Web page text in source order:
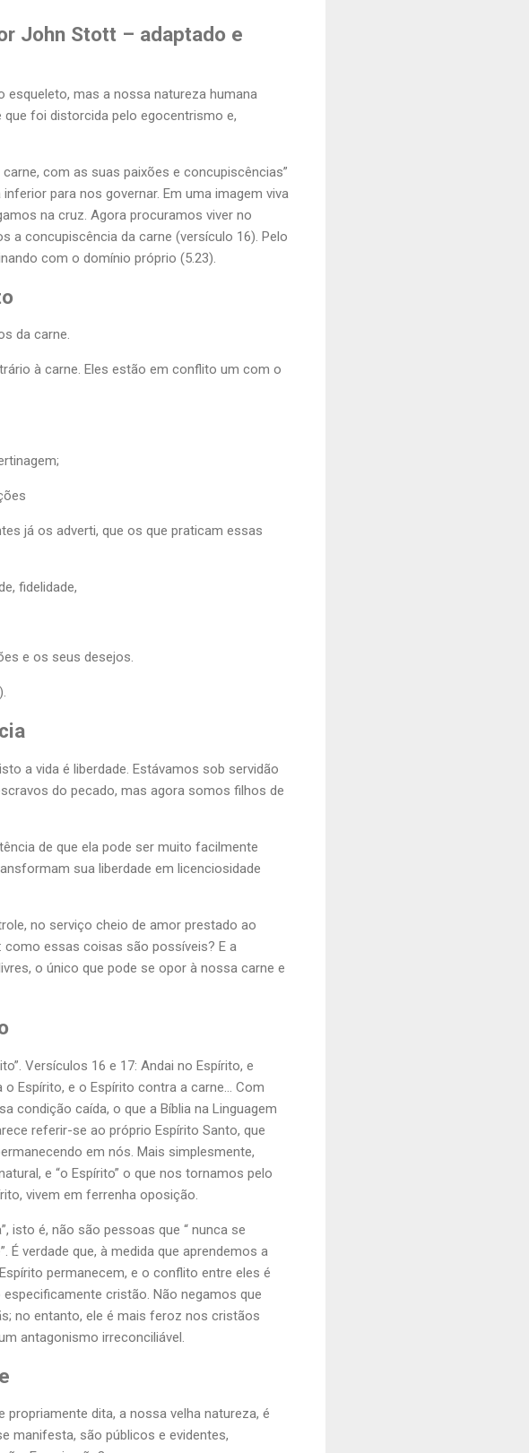
John Stott – adaptado e
esqueleto, mas a nossa natureza humana
foi distorcida pelo egocentrismo e,
com as suas paixões e concupiscências”
para nos governar. Em uma imagem viva
na cruz. Agora procuramos viver no
a concupiscência da carne (versículo 16). Pelo
com o domínio próprio (5.23).
da carne.
à carne. Eles estão em conflito um com o
já os adverti, que os que praticam essas
fidelidade,
e os seus desejos.
a vida é liberdade. Estávamos sob servidão
do pecado, mas agora somos filhos de
de que ela pode ser muito facilmente
sua liberdade em licenciosidade
no serviço cheio de amor prestado ao
como essas coisas são possíveis? E a
o único que pode se opor à nossa carne e
Versículos 16 e 17: Andai no Espírito, e
Espírito, e o Espírito contra a carne... Com
condição caída, o que a Bíblia na Linguagem
referir-se ao próprio Espírito Santo, que
em nós. Mais simplesmente,
e “o Espírito” o que nos tornamos pelo
vivem em ferrenha oposição.
isto é, não são pessoas que “ nunca se
verdade que, à medida que aprendemos a
permanecem, e o conflito entre eles é
cristão. Não negamos que
no entanto, ele é mais feroz nos cristãos
antagonismo irreconciliável.
dita, a nossa velha natureza, é
manifesta, são públicos e evidentes,